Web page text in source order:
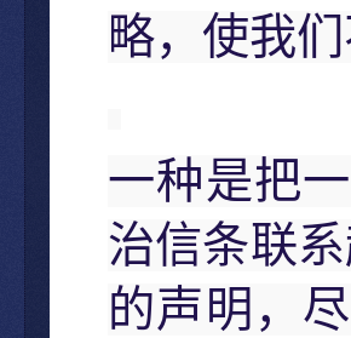
略，使我
一种是把
治信条联
的声明，